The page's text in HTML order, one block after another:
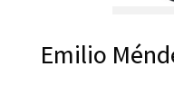
Emilio